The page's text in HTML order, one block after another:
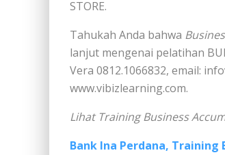
STORE.
Tahukah Anda bahwa
lanjut mengenai pelatihan
Vera 0812.1066832, email:
www.vibizlearning.com.
Lihat Training Business
Bank Ina Perdana, Training